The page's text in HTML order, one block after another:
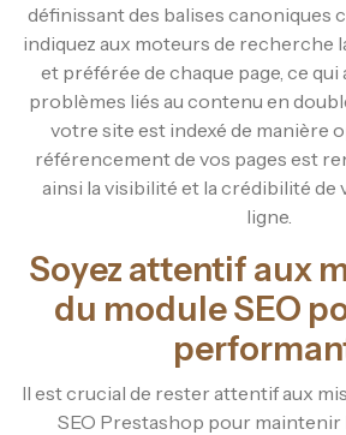
définissant des balises canoniques
indiquez aux moteurs de recherche
et préférée de chaque page, ce qui
problèmes liés au contenu en
votre site est indexé de manière
référencement de vos pages est
ainsi la visibilité et la crédibilité de
ligne.
Soyez attentif aux
du module SEO
Il est crucial de rester attentif aux
SEO Prestashop pour